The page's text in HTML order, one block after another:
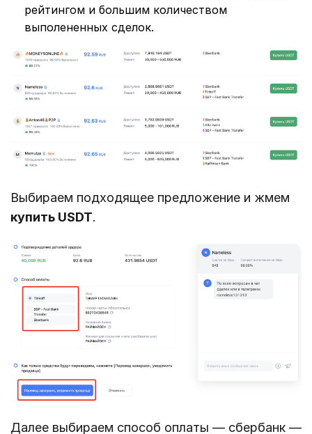
рейтингом и большим количеством
выполененных сделок.
Выбираем подходящее предложение и жмем
купить USDT.
Далее выбираем способ оплаты — сбербанк —